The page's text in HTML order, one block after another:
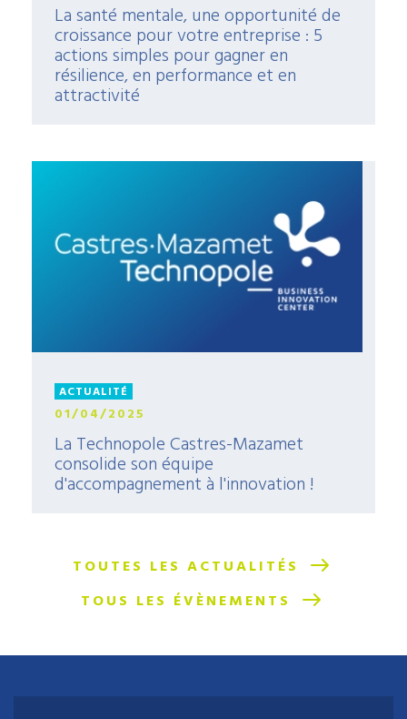
La santé mentale, une opportunité de
croissance pour votre entreprise : 5
actions simples pour gagner en
résilience, en performance et en
attractivité
ACTUALITÉ
01/04/2025
La Technopole Castres-Mazamet
consolide son équipe
d'accompagnement à l'innovation !
TOUTES LES ACTUALITÉS
TOUS LES ÉVÈNEMENTS